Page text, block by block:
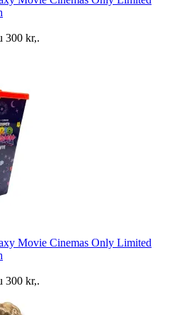
300 kr,.
Movie Cinemas Only Limited
300 kr,.